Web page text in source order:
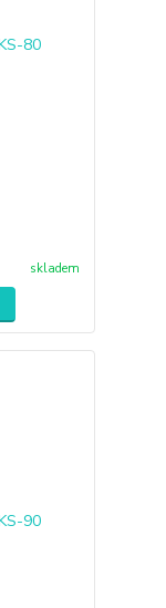
skladem